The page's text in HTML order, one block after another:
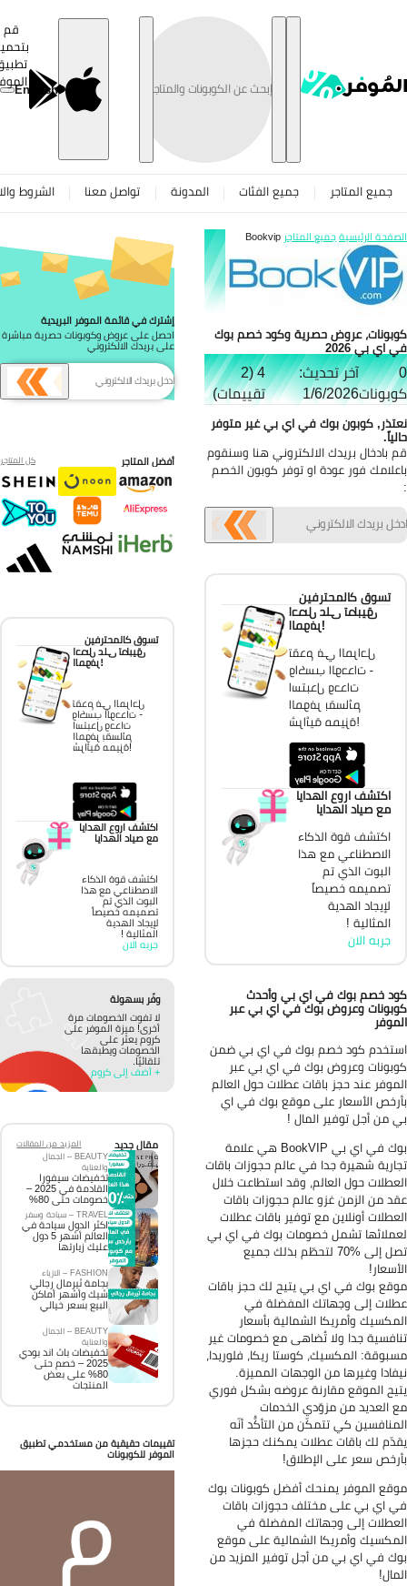
قم
بتحميل
تطبيق
الموفرEnglish
جميع المتاجر جميع الفئات المدونة تواصل معنا الشروط
عروض حصرية وكود خصم بوك
اي بي 2026
آخر تحديث:
1/6/2026
4 (2
تقييمات)
كوبون بوك في اي بي غير متوفر
بادخال بريدك الالكتروني هنا وسنقوم
فور عودة او توفر كوبون الخصم
الرئيسيةجميع المتاجرBookvip
تسوق كالمحترفين
احصل على تطبيق
الموفر!
تقدم في المراحل
واكسب الوحدات -
استبدل وحدات
الموفر بقسائم
شرائية مميزة!
اكتشف اروع الهدايا
مع صياد الهدايا
اكتشف قوة الذكاء
الاصطناعي مع هذا
البوت الذي تم
تصميمه خصيصاً
لإيجاد الهدية
المثالية !
جربه الان
خصم بوك في اي بي وأحدث
وعروض بوك في اي بي عبر
كود خصم بوك في اي بي ضمن
وعروض بوك في اي بي عبر
عند حجز باقات عطلات حول العالم
الأسعار على موقع بوك في اي
من أجل توفير المال !
بوك في اي بي BookVIP هي علامة
شهيرة جدا في عالم حجوزات باقات
حول العالم، وقد استطاعت خلال
من الزمن غزو عالم حجوزات باقات
أونلاين مع توفير باقات عطلات
تشمل خصومات بوك في اي بي
تصل إلى %70 لتحطّم بذلك جميع
بوك في اي بي يتيح لك حجز باقات
إلى وجهاتك المفضلة في
وأمريكا الشمالية بأسعار
جدا ولا تُضاهى مع خصومات غير
المكسيك، كوستا ريكا، فلوريدا،
وغيرها من الوجهات المميزة.
الموقع مقارنة عروضه بشكل فوري
العديد من مزوّدي الخدمات
كي تتمكّن من التأكُّد أنّه
لك باقات عطلات يمكنك حجزها
سعر على الإطلاق!
الموفر يمنحك أفضل كوبونات بوك
اي بي على مختلف حجوزات باقات
إلى وجهاتك المفضلة في
وأمريكا الشمالية على موقع
في اي بي من أجل توفير المزيد من
إشترك في قائمة الموفر البريدية
احصل على عروض وكوبونات حصرية مباشرة
على بريدك الالكتروني
أفضل المتاجر كل المتاجر
تسوق كالمحترفين
احصل على تطبيق
الموفر!
تقدم في المراحل
واكسب الوحدات -
استبدل وحدات
الموفر بقسائم
شرائية مميزة!
اكتشف اروع الهدايا
مع صياد الهدايا
اكتشف قوة الذكاء
الاصطناعي مع هذا
البوت الذي تم
تصميمه خصيصاً
لإيجاد الهدية
المثالية !
جربه الان
وفّر بسهولة
لا تفوت الخصومات مرة
أخرى! ميزة الموفر على
كروم يعثر على
الخصومات ويطبقها
تلقائيًا.
+ أضف إلى كروم
مقال جديد
المزيد من المقالات
BEAUTY – الجمال
والعناية
تخفيضات سيفورا
القادمة في 2025 –
خصومات حتى 80%
TRAVEL – سياحة وسفر
اكثر الدول سياحة في
العالم أشهر 5 دول
عليك زيارتها
FASHION – الازياء
بجامة ثيرمال رجالي
شيك وأشهر أماكن
البيع بسعر خيالي
BEAUTY – الجمال
والعناية
تخفيضات باث اند بودي
2025 – خصم حتى
80% على بعض
المنتجات
تقييمات حقيقية من مستخدمي تطبيق
الموفر للكوبونات